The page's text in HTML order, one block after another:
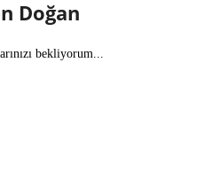
Doğan
bekliyorum...